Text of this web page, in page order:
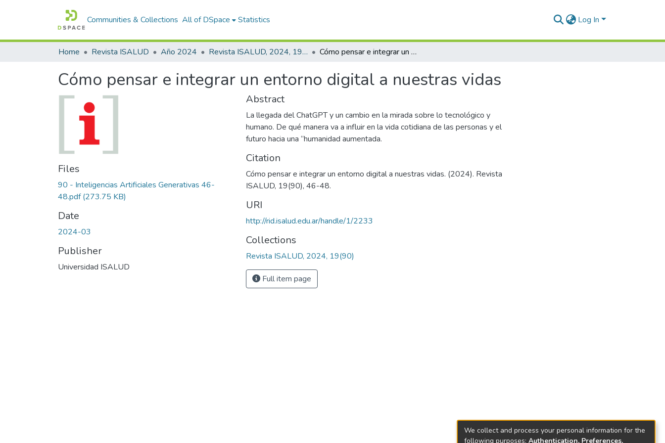
Communities & Collections All of DSpace Statistics Log In
Home Revista ISALUD Año 2024 Revista ISALUD, 2024, 19(90) Cómo pensar e integrar un entorno digital a nuestras vidas
Cómo pensar e integrar un entorno digital a nuestras vidas
Files
90 - Inteligencias Artificiales Generativas 46-
48.pdf(273.75 KB)
Date
2024-03
Publisher
Universidad ISALUD
Abstract
La llegada del ChatGPT y un cambio en la mirada sobre lo tecnológico y
humano. De qué manera va a influir en la vida cotidiana de las personas y el
futuro hacia una “humanidad aumentada.
Citation
Cómo pensar e integrar un entorno digital a nuestras vidas. (2024). Revista
ISALUD, 19(90), 46-48.
URI
http://rid.isalud.edu.ar/handle/1/2233
Collections
Revista ISALUD, 2024, 19(90)
Full item page
We collect and process your personal information for the
following purposes: Authentication, Preferences,